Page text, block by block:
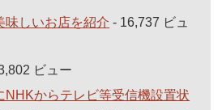
味しいお店を紹介 - 16,737 ビュ
ビュー
NHKからテレビ等受信機設置状